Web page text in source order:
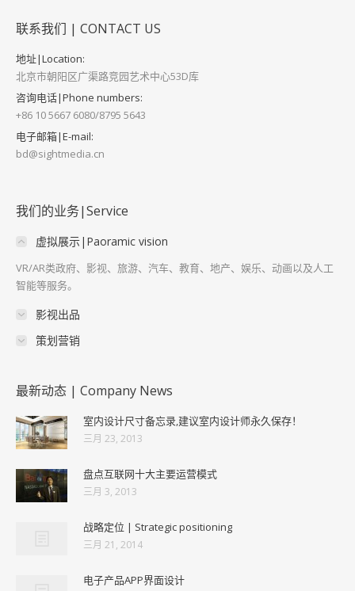
联系我们 | CONTACT US
地址|Location:
北京市朝阳区广渠路竞园艺术中心53D库
咨询电话|Phone numbers:
+86 10 5667 6080/8795 5643
电子邮箱|E-mail:
bd@sightmedia.cn
我们的业务|Service
虚拟展示|Paoramic vision
VR/AR类政府、影视、旅游、汽车、教育、地产、娱乐、动画以及人工
智能等服务。
影视出品
策划营销
最新动态 | Company News
室内设计尺寸备忘录,建议室内设计师永久保存！
三月 23, 2013
盘点互联网十大主要运营模式
三月 3, 2013
战略定位 | Strategic positioning
三月 21, 2014
电子产品APP界面设计